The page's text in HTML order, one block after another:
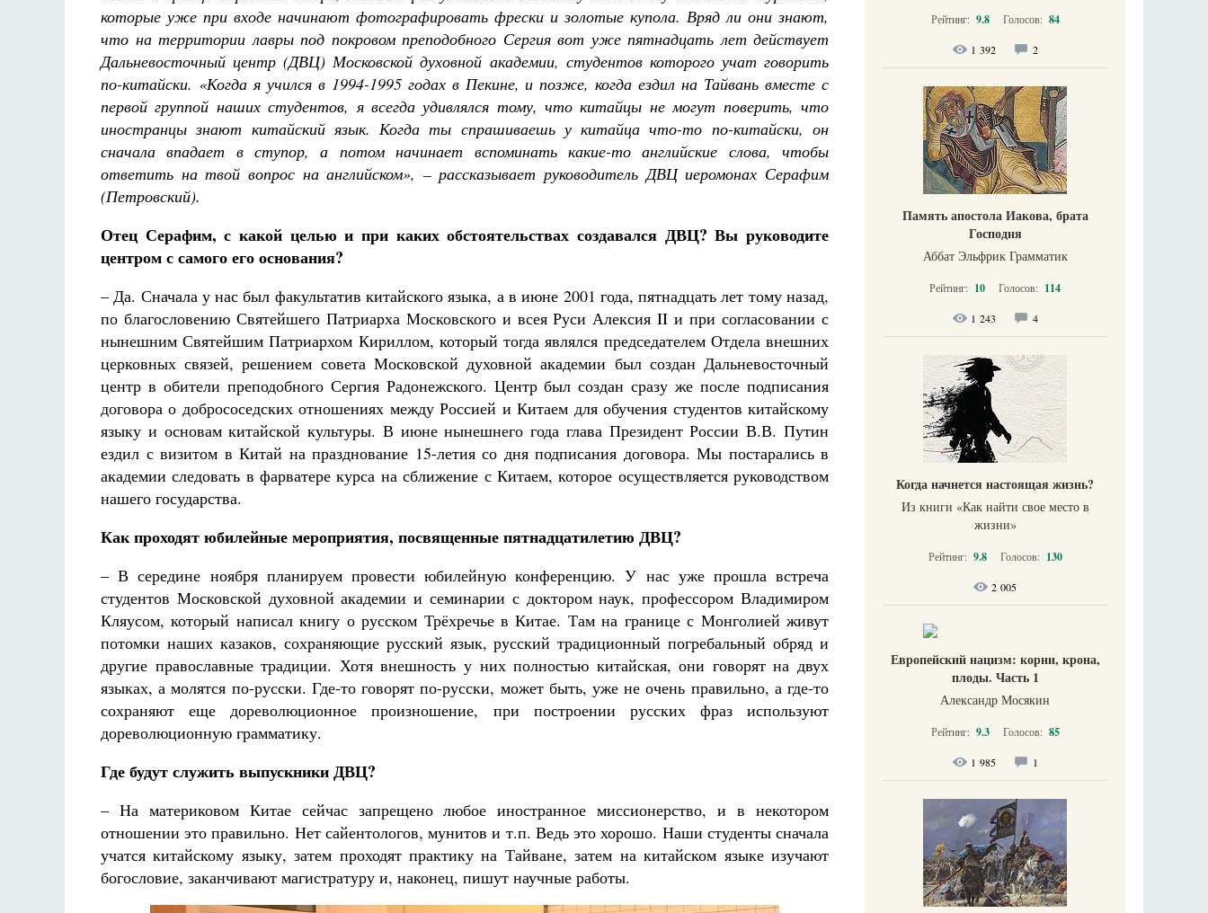
которые уже при входе начинают фотографировать фрески и золотые купола. Вряд ли они знают,
что на территории лавры под покровом преподобного Сергия вот уже пятнадцать лет действует
Дальневосточный центр (ДВЦ) Московской духовной академии, студентов которого учат говорить
по-китайски. «Когда я учился в 1994-1995 годах в Пекине, и позже, когда ездил на Тайвань вместе с
первой группой наших студентов, я всегда удивлялся тому, что китайцы не могут поверить, что
иностранцы знают китайский язык. Когда ты спрашиваешь у китайца что-то по-китайски, он
сначала впадает в ступор, а потом начинает вспоминать какие-то английские слова, чтобы
ответить на твой вопрос на английском», – рассказывает руководитель ДВЦ иеромонах Серафим
(Петровский).
Отец Серафим, с какой целью и при каких обстоятельствах создавался ДВЦ? Вы руководите
центром с самого его основания?
– Да. Сначала у нас был факультатив китайского языка, а в июне 2001 года, пятнадцать лет тому назад,
по благословению Святейшего Патриарха Московского и всея Руси Алексия II и при согласовании с
нынешним Святейшим Патриархом Кириллом, который тогда являлся председателем Отдела внешних
церковных связей, решением совета Московской духовной академии был создан Дальневосточный
центр в обители преподобного Сергия Радонежского. Центр был создан сразу же после подписания
договора о добрососедских отношениях между Россией и Китаем для обучения студентов китайскому
языку и основам китайской культуры. В июне нынешнего года глава Президент России В.В. Путин
ездил с визитом в Китай на празднование 15-летия со дня подписания договора. Мы постарались в
академии следовать в фарватере курса на сближение с Китаем, которое осуществляется руководством
нашего государства.
Как проходят юбилейные мероприятия, посвященные пятнадцатилетию ДВЦ?
– В середине ноября планируем провести юбилейную конференцию. У нас уже прошла встреча
студентов Московской духовной академии и семинарии с доктором наук, профессором Владимиром
Кляусом, который написал книгу о русском Трёхречье в Китае. Там на границе с Монголией живут
потомки наших казаков, сохраняющие русский язык, русский традиционный погребальный обряд и
другие православные традиции. Хотя внешность у них полностью китайская, они говорят на двух
языках, а молятся по-русски. Где-то говорят по-русски, может быть, уже не очень правильно, а где-то
сохраняют еще дореволюционное произношение, при построении русских фраз используют
дореволюционную грамматику.
Где будут служить выпускники ДВЦ?
– На материковом Китае сейчас запрещено любое иностранное миссионерство, и в некотором
отношении это правильно. Нет сайентологов, мунитов и т.п. Ведь это хорошо. Наши студенты сначала
учатся китайскому языку, затем проходят практику на Тайване, затем на китайском языке изучают
богословие, заканчивают магистратуру и, наконец, пишут научные работы.
Рейтинг: 9.8 Голосов: 84
1 392 2
Память апостола Иакова, брата
Господня
Аббат Эльфрик Грамматик
Рейтинг: 10 Голосов: 114
1 243 4
Когда начнется настоящая жизнь?
Из книги «Как найти свое место в
жизни​»
Рейтинг: 9.8 Голосов: 130
2 005
Европейский нацизм: корни, крона,
плоды. Часть 1
Александр Мосякин
Рейтинг: 9.3 Голосов: 85
1 985 1